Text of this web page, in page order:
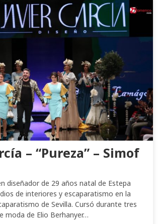
– “Pureza” – Simof
diseñador de 29 años natal de Estepa
de interiores y escaparatismo en la
de Sevilla. Cursó durante tres
moda de Elio Berhanyer…